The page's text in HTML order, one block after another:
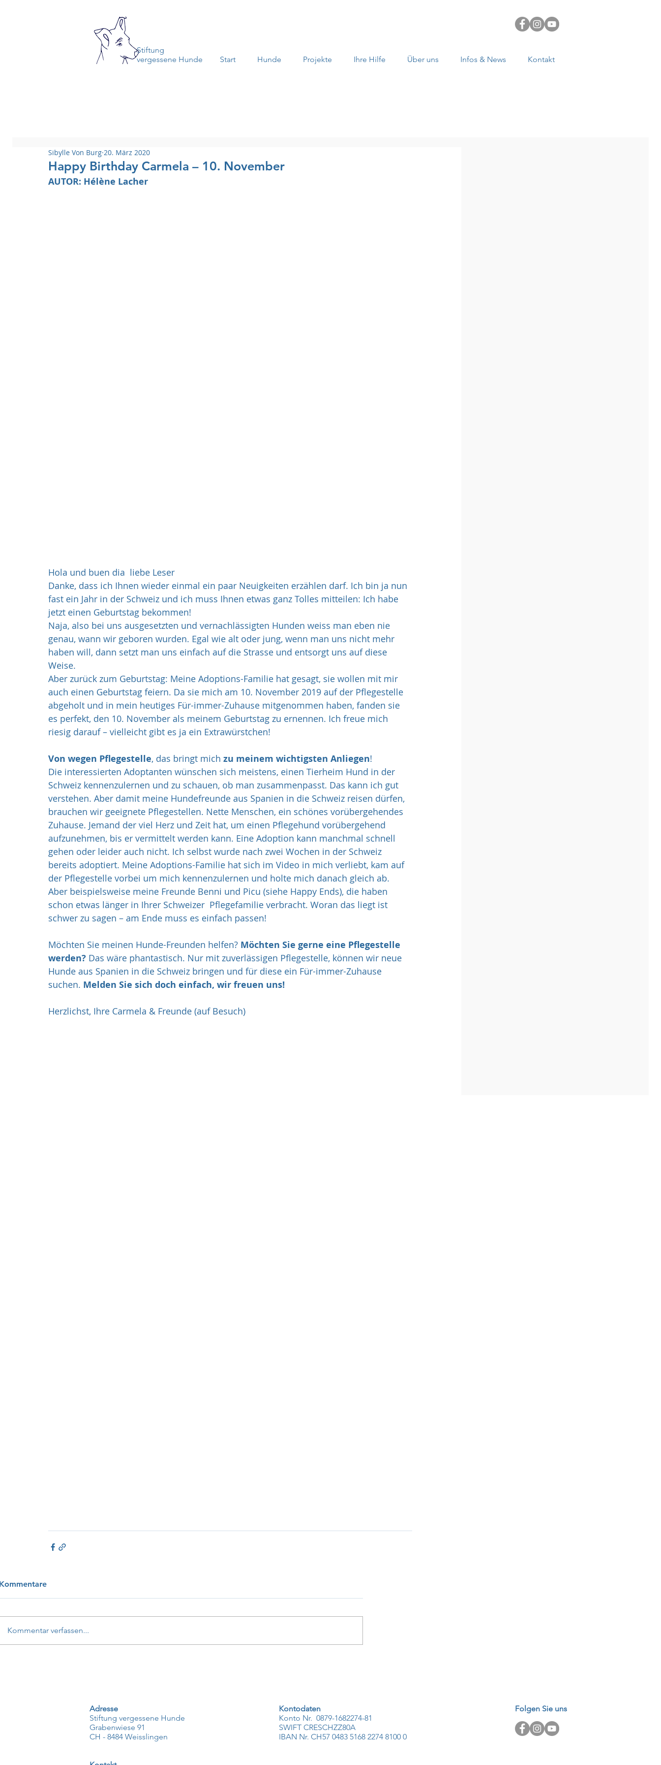
Stiftung
vergessene Hunde
Start Hunde Projekte Ihre Hilfe Über uns Infos & News Kontakt
Happy Birthday Carmela – 10. November
Sibylle Von Burg 20. März 2020
AUTOR: Hélène Lacher
Hola und buen dia  liebe Leser
Danke, dass ich Ihnen wieder einmal ein paar Neuigkeiten erzählen darf. Ich bin ja nun
fast ein Jahr in der Schweiz und ich muss Ihnen etwas ganz Tolles mitteilen: Ich habe
jetzt einen Geburtstag bekommen!
Naja, also bei uns ausgesetzten und vernachlässigten Hunden weiss man eben nie
genau, wann wir geboren wurden. Egal wie alt oder jung, wenn man uns nicht mehr
haben will, dann setzt man uns einfach auf die Strasse und entsorgt uns auf diese
Weise.
Aber zurück zum Geburtstag: Meine Adoptions-Familie hat gesagt, sie wollen mit mir
auch einen Geburtstag feiern. Da sie mich am 10. November 2019 auf der Pflegestelle
abgeholt und in mein heutiges Für-immer-Zuhause mitgenommen haben, fanden sie
es perfekt, den 10. November als meinem Geburtstag zu ernennen. Ich freue mich
riesig darauf – vielleicht gibt es ja ein Extrawürstchen!
Von wegen Pflegestelle, das bringt mich zu meinem wichtigsten Anliegen!
Die interessierten Adoptanten wünschen sich meistens, einen Tierheim Hund in der
Schweiz kennenzulernen und zu schauen, ob man zusammenpasst. Das kann ich gut
verstehen. Aber damit meine Hundefreunde aus Spanien in die Schweiz reisen dürfen,
brauchen wir geeignete Pflegestellen. Nette Menschen, ein schönes vorübergehendes
Zuhause. Jemand der viel Herz und Zeit hat, um einen Pflegehund vorübergehend
aufzunehmen, bis er vermittelt werden kann. Eine Adoption kann manchmal schnell
gehen oder leider auch nicht. Ich selbst wurde nach zwei Wochen in der Schweiz
bereits adoptiert. Meine Adoptions-Familie hat sich im Video in mich verliebt, kam auf
der Pflegestelle vorbei um mich kennenzulernen und holte mich danach gleich ab.
Aber beispielsweise meine Freunde Benni und Picu (siehe Happy Ends), die haben
schon etwas länger in Ihrer Schweizer  Pflegefamilie verbracht. Woran das liegt ist
schwer zu sagen – am Ende muss es einfach passen!
Möchten Sie meinen Hunde-Freunden helfen? Möchten Sie gerne eine Pflegestelle
werden? Das wäre phantastisch. Nur mit zuverlässigen Pflegestelle, können wir neue
Hunde aus Spanien in die Schweiz bringen und für diese ein Für-immer-Zuhause
suchen. Melden Sie sich doch einfach, wir freuen uns!
Herzlichst, Ihre Carmela & Freunde (auf Besuch)
Kommentar verfassen...
Adresse
Stiftung vergessene Hunde
Grabenwiese 91
CH - 8484 Weisslingen
Kontodaten
Konto Nr. 0879-1682274-81
SWIFT CRESCHZZ80A
IBAN Nr. CH57 0483 5168 2274 8100 0
Folgen Sie uns